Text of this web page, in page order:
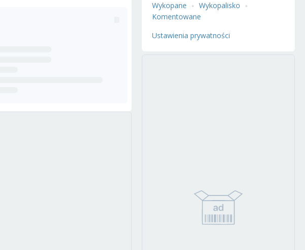
Wykopane
Wykopalisko
Komentowane
Ustawienia prywatności